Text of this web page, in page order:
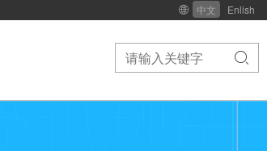
 中文 Enlish
